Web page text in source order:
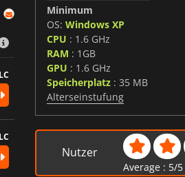
Minimum
OS: Windows XP
CPU : 1.6 GHz
RAM : 1GB
GPU : 1.6 GHz
Speicherplatz: 35 MB
Alterseinstufung
Nutzer
Average : 5/5